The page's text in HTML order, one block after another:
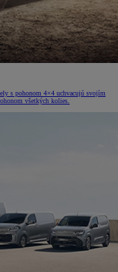
s pohonom 4×4 uchvacujú svojím
všetkých kolies.